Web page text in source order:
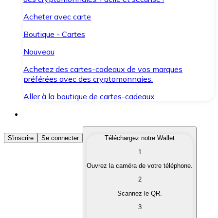
Acheter avec carte
Boutique - Cartes
Nouveau
Achetez des cartes-cadeaux de vos marques
préférées avec des cryptomonnaies.
Aller à la boutique de cartes-cadeaux
Acheter des Cryptomonnaies
Achetez les cryptomonnaies qui vous intéressent
Convertissez vos cryptomonnaies en monnaie
S'inscrire Se connecter
Téléchargez notre Wallet
1
Ouvrez la caméra de votre téléphone.
2
Scannez le QR.
3